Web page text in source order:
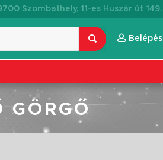
Szombathely, 11-es Huszár út 149.
Belépés